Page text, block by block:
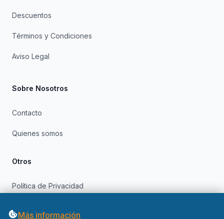
Descuentos
Términos y Condiciones
Aviso Legal
Sobre Nosotros
Contacto
Quienes somos
Otros
Política de Privacidad
Más información